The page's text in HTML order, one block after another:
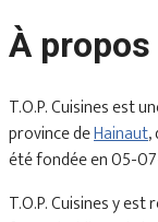
À propos
T.O.P. Cuisines est
province deHainaut,
été fondée en 05-
T.O.P. Cuisines y